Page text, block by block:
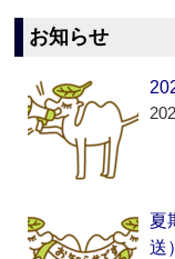
お知らせ
夏
送